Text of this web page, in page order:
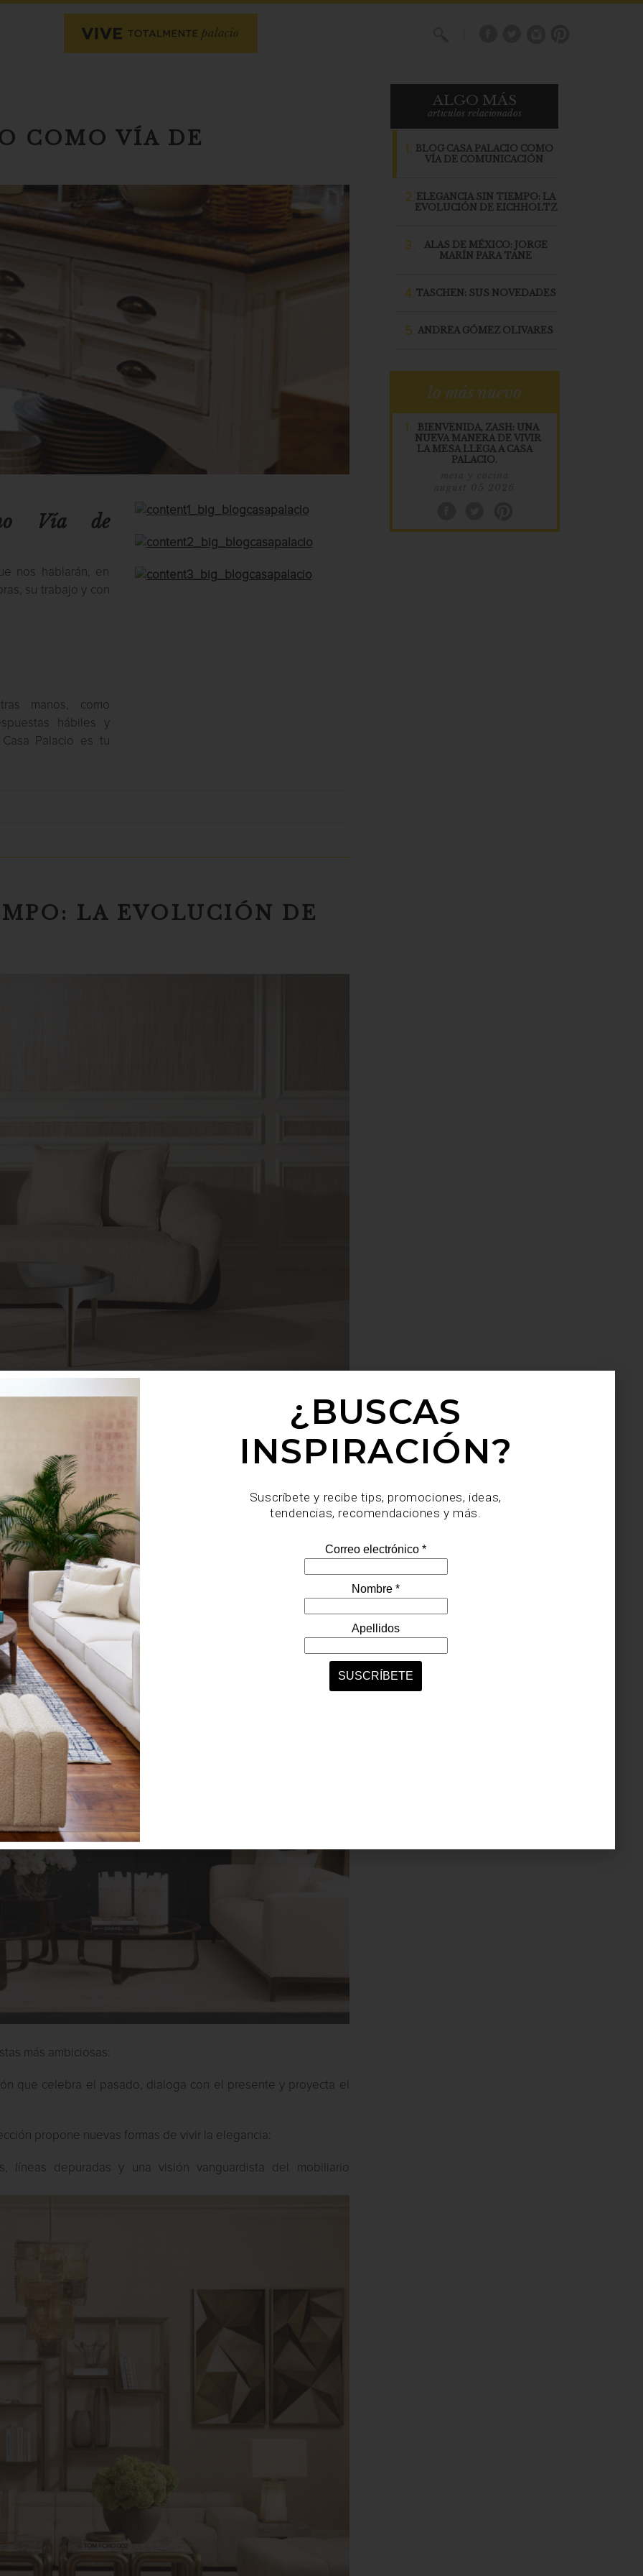
COMO VÍA DE
Vía de
nos hablarán, en
su trabajo y con
manos, como
hábiles y
Palacio es tu
LA EVOLUCIÓN DE
de lujo sofisticado y diseño internacional. Fundada por
de una pasión por el mobiliario antiguo y los objetos con
únicas se transformó con el tiempo en una marca que hoy
mobiliario yluminarias, hasta objetos decorativos y arte mural—
por su estilo ecléctico, glamoroso y profundamente europeo.
hasta hoteles de lujo y espacios públicos en los cinco
más ambiciosas:
que celebra el pasado, dialoga con el presente y proyecta el
propone nuevas formas de vivir la elegancia:
líneas depuradas y una visión vanguardista del mobiliario
ALGO MÁS
articulos relacionados
1. BLOG CASA PALACIO COMO
VÍA DE COMUNICACIÓN
2. ELEGANCIA SIN TIEMPO: LA
EVOLUCIÓN DE EICHHOLTZ
3.
ALAS DE MÉXICO: JORGE
MARÍN PARA TANE
4. TASCHEN: SUS NOVEDADES
5. ANDREA GÓMEZ OLIVARES
lo más nuevo
1.
BIENVENIDA, ZASH: UNA
NUEVA MANERA DE VIVIR
LA MESA LLEGA A CASA
PALACIO.
¿BUSCAS
INSPIRACIÓN?
Suscríbete y recibe tips, promociones, ideas,
tendencias, recomendaciones y más.